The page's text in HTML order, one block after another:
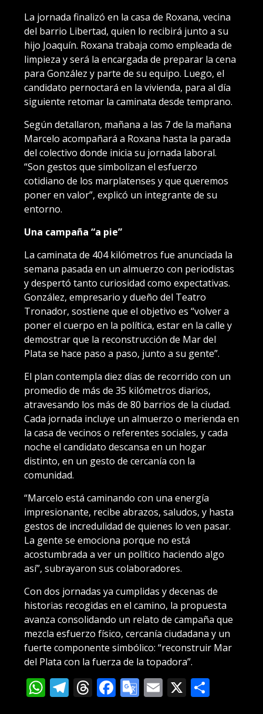
La jornada finalizó en la casa de Roxana, vecina
del barrio Libertad, quien lo recibirá junto a su
hijo Joaquín. Roxana trabaja como empleada de
limpieza y será la encargada de preparar la cena
para González y parte de su equipo. Luego, el
candidato pernoctará en la vivienda, para al día
siguiente retomar la caminata desde temprano.
Según detallaron, mañana a las 7 de la mañana
Marcelo acompañará a Roxana hasta la parada
del colectivo donde inicia su jornada laboral.
“Son gestos que simbolizan el esfuerzo
cotidiano de los marplatenses y que queremos
poner en valor”, explicó un integrante de su
entorno.
Una campaña “a pie”
La caminata de 404 kilómetros fue anunciada la
semana pasada en un almuerzo con periodistas
y despertó tanto curiosidad como expectativas.
González, empresario y dueño del Teatro
Tronador, sostiene que el objetivo es “volver a
poner el cuerpo en la política, estar en la calle y
demostrar que la reconstrucción de Mar del
Plata se hace paso a paso, junto a su gente”.
El plan contempla diez días de recorrido con un
promedio de más de 35 kilómetros diarios,
atravesando los más de 80 barrios de la ciudad.
Cada jornada incluye un almuerzo o merienda en
la casa de vecinos o referentes sociales, y cada
noche el candidato descansa en un hogar
distinto, en un gesto de cercanía con la
comunidad.
“Marcelo está caminando con una energía
impresionante, recibe abrazos, saludos, y hasta
gestos de incredulidad de quienes lo ven pasar.
La gente se emociona porque no está
acostumbrada a ver un político haciendo algo
así”, subrayaron sus colaboradores.
Con dos jornadas ya cumplidas y decenas de
historias recogidas en el camino, la propuesta
avanza consolidando un relato de campaña que
mezcla esfuerzo físico, cercanía ciudadana y un
fuerte componente simbólico: “reconstruir Mar
del Plata con la fuerza de la topadora”.
WhatsApp
Telegram
Threads
Facebook
Google
Email
X